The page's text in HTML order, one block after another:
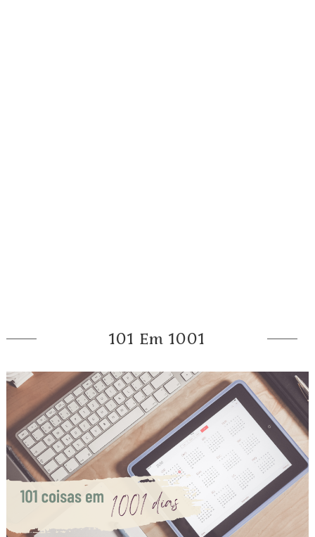
101 Em 1001